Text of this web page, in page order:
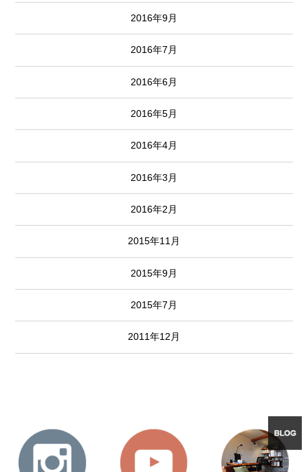
2016年9月
2016年7月
2016年6月
2016年5月
2016年4月
2016年3月
2016年2月
2015年11月
2015年9月
2015年7月
2011年12月